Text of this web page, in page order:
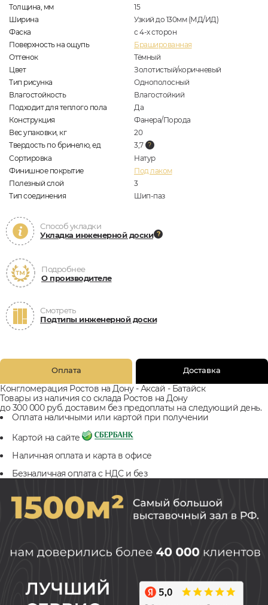
Толщина, мм
15
Ширина
Узкий до 130мм (МД/ИД)
Фаска
с 4-х сторон
Поверхность на ощупь
Брашированная
Оттенок
Тёмный
Цвет
Золотистый/коричневый
Тип рисунка
Однополосный
Влагостойкость
Влагостойкий
Подходит для теплого пола
Да
Конструкция
Фанера/Порода
Вес упаковки, кг
20
Твердость по бринелю, ед
3,7
Сортировка
Натур
Финишное покрытие
Под лаком
Полезный слой
3
Тип соединения
Шип-паз
Способ укладки
Укладка инженерной доски
Подробнее
О производителе
Смотреть
Подтипы инженерной доски
Оплата Доставка
Конгломерация Ростов на Дону - Аксай - Батайск
Товары из наличия со склада Ростов на Дону
до 300 000 руб. доставим без предоплаты на следующий день.
Оплата наличными или картой при получении
Картой на сайте
Наличная оплата и карта в офисе
Безналичная оплата с НДС и без